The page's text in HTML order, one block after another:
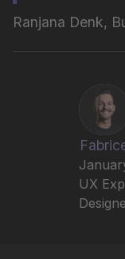
Ranjana Denk,
UX